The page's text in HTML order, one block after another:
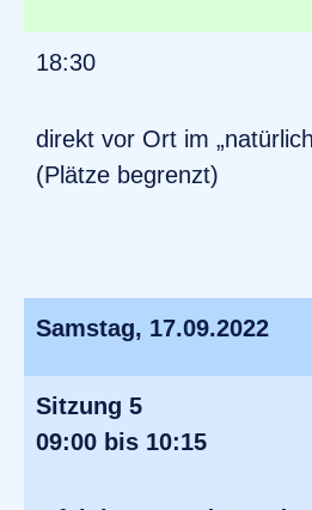
18:30
direkt vor Ort im
(Plätze begrenzt)
Samstag, 17.09.2022
Sitzung 5
09:00 bis 10:15